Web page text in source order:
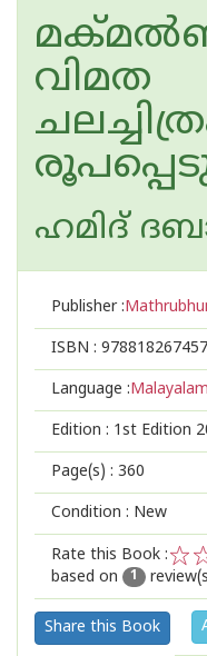
വിമത
ഹമിദ്
Publisher :
ISBN :
Language :Malayalam
Edition : 1st Edition
Page(s) : 360
Condition : New
Rate this Book :
2
1
based on
1
Share this Book